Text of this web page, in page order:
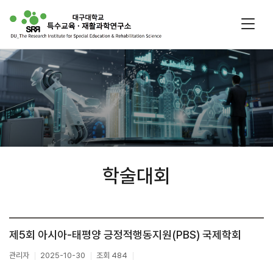
주
메
뉴
학술대회
제5회 아시아-태평양 긍정적행동지원(PBS) 국제학회
관리자 2025-10-30 조회 484